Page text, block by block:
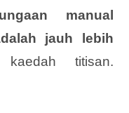
manual
jauh lebih
titisan.